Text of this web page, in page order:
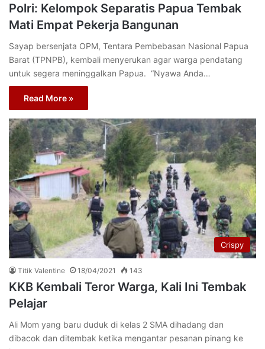
Polri: Kelompok Separatis Papua Tembak
Mati Empat Pekerja Bangunan
Sayap bersenjata OPM, Tentara Pembebasan Nasional Papua
Barat (TPNPB), kembali menyerukan agar warga pendatang
untuk segera meninggalkan Papua. “Nyawa Anda…
Read More »
Crispy
Titik Valentine 18/04/2021 143
KKB Kembali Teror Warga, Kali Ini Tembak
Pelajar
Ali Mom yang baru duduk di kelas 2 SMA dihadang dan
dibacok dan ditembak ketika mengantar pesanan pinang ke